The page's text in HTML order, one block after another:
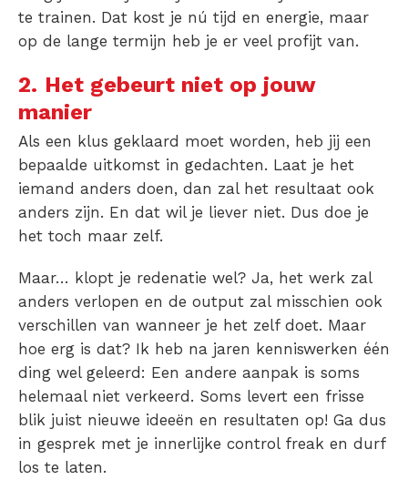
te trainen. Dat kost je nú tijd en energie, maar
op de lange termijn heb je er veel profijt van.
2. Het gebeurt niet op jouw
manier
Als een klus geklaard moet worden, heb jij een
bepaalde uitkomst in gedachten. Laat je het
iemand anders doen, dan zal het resultaat ook
anders zijn. En dat wil je liever niet. Dus doe je
het toch maar zelf.
Maar… klopt je redenatie wel? Ja, het werk zal
anders verlopen en de output zal misschien ook
verschillen van wanneer je het zelf doet. Maar
hoe erg is dat? Ik heb na jaren kenniswerken één
ding wel geleerd: Een andere aanpak is soms
helemaal niet verkeerd. Soms levert een frisse
blik juist nieuwe ideeën en resultaten op! Ga dus
in gesprek met je innerlijke control freak en durf
los te laten.